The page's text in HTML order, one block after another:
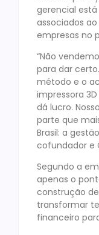
gerencial
associados
empresas no
“Não
para dar
método e o
impressora
dá lucro.
parte que
Brasil: a
cofundador e
Segundo a
apenas o
construção
transformar
financeiro